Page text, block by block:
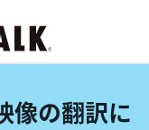
像の翻訳に